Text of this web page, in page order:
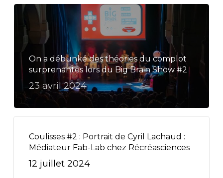
On a débunké des théories du complot
surprenantes lors du Big Brain Show #2
23 avril 2024
Coulisses #2 : Portrait de Cyril Lachaud :
Médiateur Fab-Lab chez Récréasciences
12 juillet 2024